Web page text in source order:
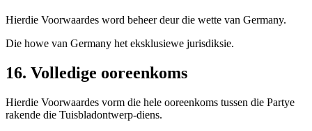
Hierdie Voorwaardes word beheer deur die wette van Germany.
Die howe van Germany het eksklusiewe jurisdiksie.
16. Volledige ooreenkoms
Hierdie Voorwaardes vorm die hele ooreenkoms tussen die Partye
rakende die Tuisbladontwerp-diens.